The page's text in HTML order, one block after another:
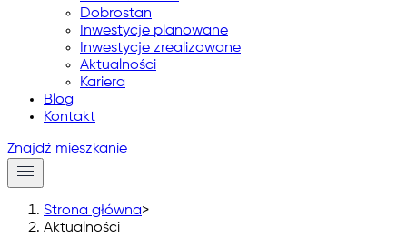
Dobrostan
Inwestycje planowane
Inwestycje zrealizowane
Aktualności
Kariera
Blog
Kontakt
Znajdź mieszkanie
Strona główna>
Aktualności